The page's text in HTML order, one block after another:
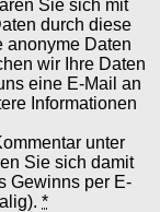
Sie sich mit
durch diese
anonyme Daten
wir Ihre Daten
eine E-Mail an
Informationen
unter
Sie sich damit
Gewinns per E-
*